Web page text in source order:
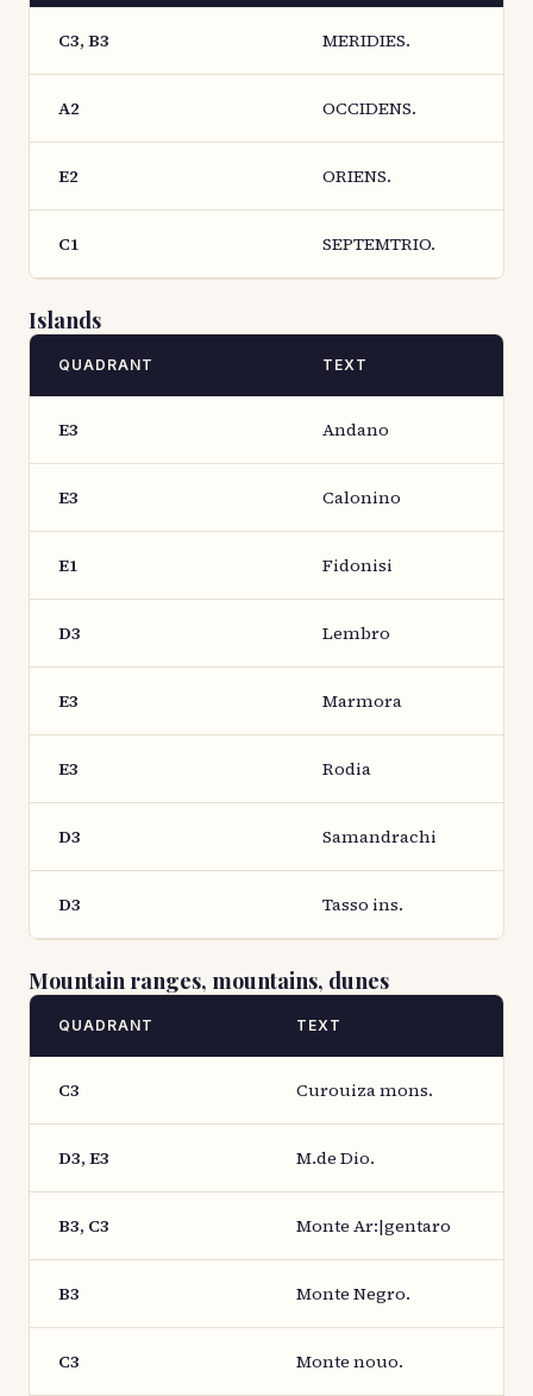
C3, B3 MERIDIES.
A2 OCCIDENS.
E2 ORIENS.
C1 SEPTEMTRIO.
Islands
QUADRANT TEXT
E3 Andano
E3 Calonino
E1 Fidonisi
D3 Lembro
E3 Marmora
E3 Rodia
D3 Samandrachi
D3 Tasso ins.
Mountain ranges, mountains, dunes
QUADRANT TEXT
C3 Curouiza mons.
D3, E3 M.de Dio.
B3, C3 Monte Ar:|gentaro
B3 Monte Negro.
C3 Monte nouo.